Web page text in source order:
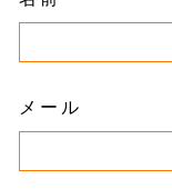
メール